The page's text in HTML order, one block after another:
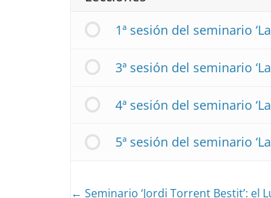
1ª sesión del seminario
3ª sesión del seminario
4ª sesión del seminario
5ª sesión del seminario
Seminario ‘Jordi Torrent Bestit’: el